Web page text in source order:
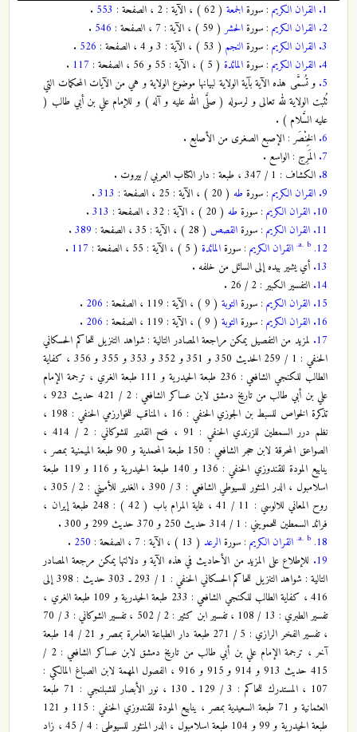
1. القران الكريم : سورةالجمعة ( 62 ) ، الآية : 2 ، الصفحة : 553
.
2. القران الكريم : سورةالحشر ( 59 ) ، الآية : 7 ، الصفحة : 546
.
3. القران الكريم : سورةالنجم ( 53 ) ، الآية : 3 و 4 ، الصفحة : 526
.
4. القران الكريم : سورةالمائدة ( 5 ) ، الآية : 55 و 56 ، الصفحة : 117
.
5. و تُسمَّى هذه الآية بآية الولاية لبيانها موضوع الولاية و هي من الآيات المحكمات التي
تُثبت الولاية لله تعالى و لرسوله ( صلَّى الله عليه و آله ) و للإمام علي بن أبي طالب (
عليه السَّلام ) .
6. الخِنْصَر : الإصبع الصغرى من الأصابع .
7. المَرِج : الواسع .
8. الكشاف : 1 / 347 ، طبعة : دار الكتاب العربي / بيروت .
9. القران الكريم : سورة طه ( 20 ) ، الآية : 25 ، الصفحة : 313
.
10. القران الكريم : سورة طه ( 20 ) ، الآية : 32 ، الصفحة : 313
.
11. القران الكريم : سورةالقصص ( 28 ) ، الآية : 35 ، الصفحة : 389
.
12.
a. b. القران الكريم : سورةالمائدة ( 5 ) ، الآية : 55 ، الصفحة : 117
.
13. أي يشير بيده إلى السائل من خلفه .
14. التفسير الكبير : 2 / 26 .
15. القران الكريم : سورةالتوبة ( 9 ) ، الآية : 119 ، الصفحة : 206
.
16. القران الكريم : سورةالتوبة ( 9 ) ، الآية : 119 ، الصفحة : 206
.
17. لمزيد من التفصيل يمكن مراجعة المصادر التالية : شواهد التنزيل للحاكم الحسكاني
الحنفي : 1 / 259 الحديث 350 و 351 و 352 و 353 و 355 و 356 ، كفاية
الطالب للكنجي الشافعي : 236 طبعة الحيدرية و 111 طبعة الغري ، ترجمة الإمام
علي بن أبي طالب من تاريخ دمشق لابن عساكر الشافعي : 2 / 421 حديث 923 ،
تذكرة الخواص للسبط بن الجوزي الحنفي : 16 ، المناقب للخوارزمي الحنفي : 198 ،
نظم درر السمطين للزرندي الحنفي : 91 ، فتح القدير للشوكاني : 2 / 414 ،
الصواعق المحرقة لابن حجر الشافعي : 150 طبعة المحمدية و 90 طبعة الميمنية بمصر ،
ينابيع المودة للقندوزي الحنفي : 136 و 140 طبعة الحيدرية و 116 و 119 طبعة
اسلامبول ، الدر المنثور للسيوطي الشافعي : 3 / 390 ، الغدير للأميني : 2 / 305 ،
روح المعاني للالوسي : 11 / 41 ، غاية المرام باب ( 42 ) : 248 طبعة إيران ،
فرائد السمطين للحمويني : 1 / 314 حديث 250 و 370 حديث 299 و 300 .
18.
a. b. القران الكريم : سورةالرعد ( 13 ) ، الآية : 7 ، الصفحة : 250
.
19. للإطلاع على المزيد من الأحاديث في هذه الآية و دلالتها يمكن مرجعة المصادر
التالية : شواهد التنزيل للحاكم الحسكاني الحنفي : 1 / 293 ـ 303 حديث : 398 إلى
416 ، كفاية الطالب للكنجي الشافعي : 233 طبعة الحيدرية و 109 طبعة الغري ،
تفسير الطبري : 13 / 108 ، تفسير ابن كثير : 2 / 502 ، تفسير الشوكاني : 3 / 70
، تفسير الفخر الرازي : 5 / 271 طبعة دار الطباعة العامرة بمصر و 21 / 14 طبعة
آخر ، ترجمة الإمام علي بن أبي طالب من تاريخ دمشق لابن عساكر الشافعي : 2 /
415 حديث 913 و 914 و 915 و 916 ، الفصول المهمة لابن الصباغ المالكي :
107 ، المستدرك للحاكم : 3 / 129 ـ 130 ، نور الأبصار للشبلنجي : 71 طبعة
العثمانية و 71 طبعة السعيدية بمصر ، ينابيع المودة للقندوزي الحنفي : 115 و 121
طبعة الحيدرية و 99 و 104 طبعة اسلامبول ، الدر المنثور للسيوطي : 4 / 45 ، زاد